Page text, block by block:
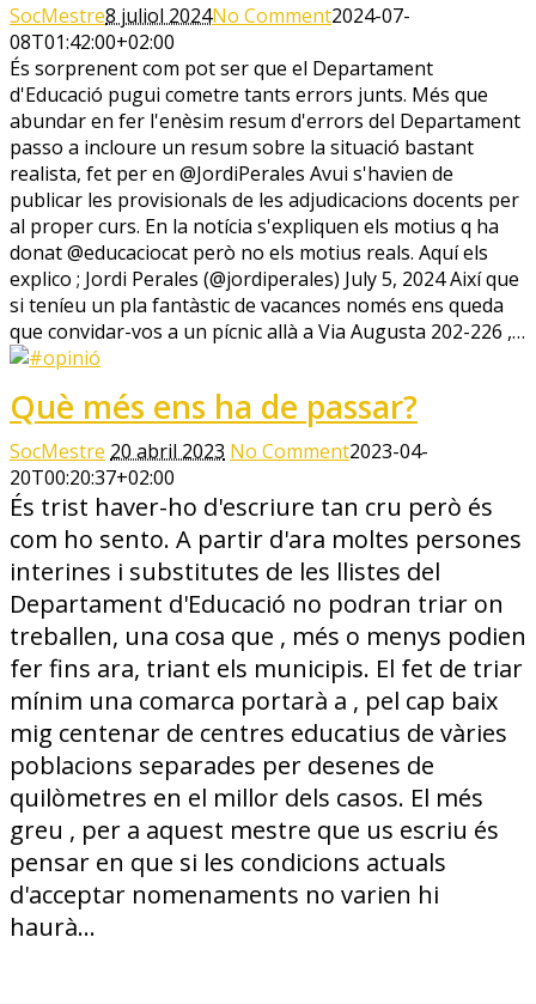
SocMestre8 juliol 2024No Comment2024-07-
08T01:42:00+02:00
És sorprenent com pot ser que el Departament
d'Educació pugui cometre tants errors junts. Més que
abundar en fer l'enèsim resum d'errors del Departament
passo a incloure un resum sobre la situació bastant
realista, fet per en @JordiPerales Avui s'havien de
publicar les provisionals de les adjudicacions docents per
al proper curs. En la notícia s'expliquen els motius q ha
donat @educaciocat però no els motius reals. Aquí els
explico ; Jordi Perales (@jordiperales) July 5, 2024 Així que
si teníeu un pla fantàstic de vacances només ens queda
que convidar-vos a un pícnic allà a Via Augusta 202-226 ,…
Què més ens ha de passar?
SocMestre 20 abril 2023 No Comment2023-04-
20T00:20:37+02:00
És trist haver-ho d'escriure tan cru però és
com ho sento. A partir d'ara moltes persones
interines i substitutes de les llistes del
Departament d'Educació no podran triar on
treballen, una cosa que , més o menys podien
fer fins ara, triant els municipis. El fet de triar
mínim una comarca portarà a , pel cap baix
mig centenar de centres educatius de vàries
poblacions separades per desenes de
quilòmetres en el millor dels casos. El més
greu , per a aquest mestre que us escriu és
pensar en que si les condicions actuals
d'acceptar nomenaments no varien hi
haurà…